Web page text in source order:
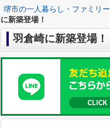
堺市の一人暮らし・ファミリ
に新築登場！
羽倉崎に新築登場！